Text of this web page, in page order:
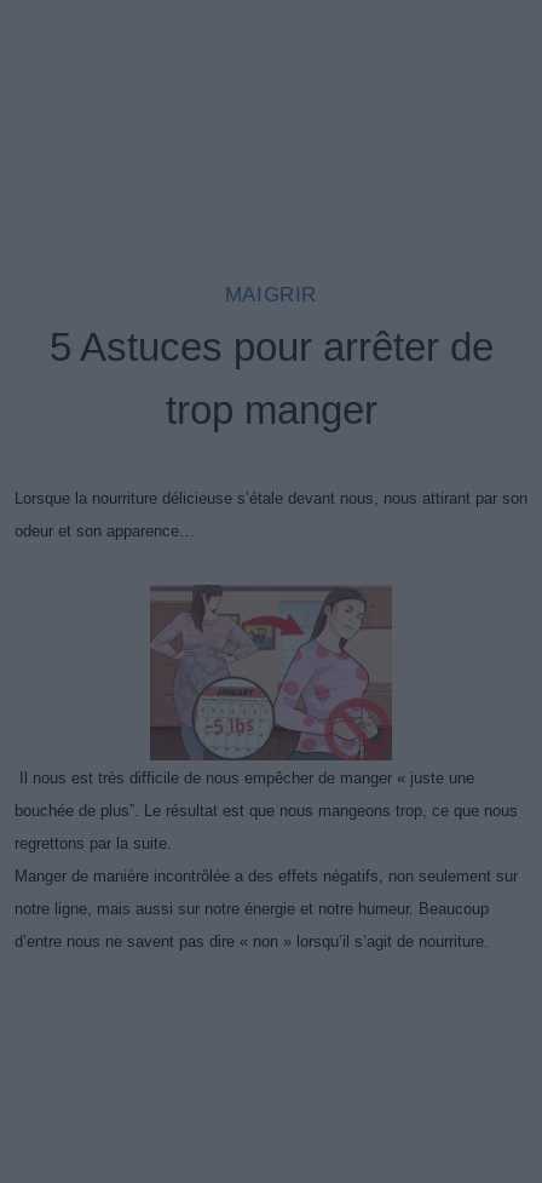
MAIGRIR
5 Astuces pour arrêter de
trop manger
Lorsque la nourriture délicieuse s’étale devant nous, nous attirant par son
odeur et son apparence…
Il nous est très difficile de nous empêcher de manger « juste une
bouchée de plus”. Le résultat est que nous mangeons trop, ce que nous
regrettons par la suite.
Manger de manière incontrôlée a des effets négatifs, non seulement sur
notre ligne, mais aussi sur notre énergie et notre humeur. Beaucoup
d’entre nous ne savent pas dire « non » lorsqu’il s’agit de nourriture.